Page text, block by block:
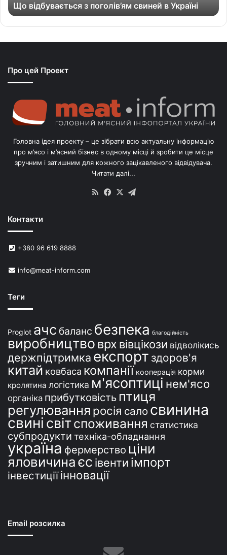
т
ь
п
о
е
й
У
р
ї
Що відбувається з поголів’ям свиней в Україні
Про цей Проект
Головна ідея проекту – це зібрати всю актуальну інформацію
про м’ясо і м’ясний бізнес в одному місці й зробити це місце
зручним і затишним для кожного зацікавленого відвідувача.
Читати далі...
RSS Facebook
X
Контакти
+380 96 619 8888
info@meat-inform.com
Теги
Proglot ачс баланс безпека благодійність
виробництво врх вівцікози відволікись
держпідтримка експорт здоров'я
китай ковбаса компанії кооперація корми
кролятина логістика м'ясоптиці нем'ясо
органіка прибутковість птиця
регулювання росія сало свинина
свині світспоживання статистика
субпродукти техніка-обладнання
україна фермерство ціни
яловичинаєс івенти імпорт
інвестиції інновації
Email розсилка